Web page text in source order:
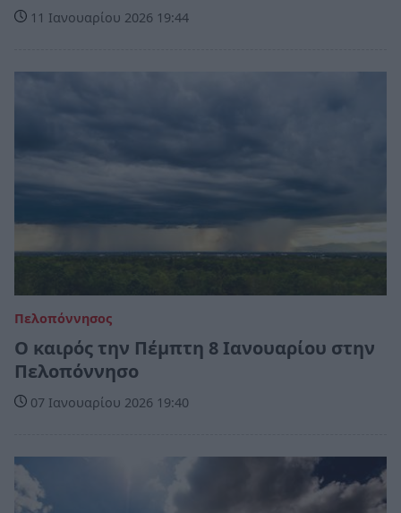
11 Ιανουαρίου 2026 19:44
Πελοπόννησος
Ο καιρός την Πέμπτη 8 Ιανουαρίου στην
Πελοπόννησο
07 Ιανουαρίου 2026 19:40